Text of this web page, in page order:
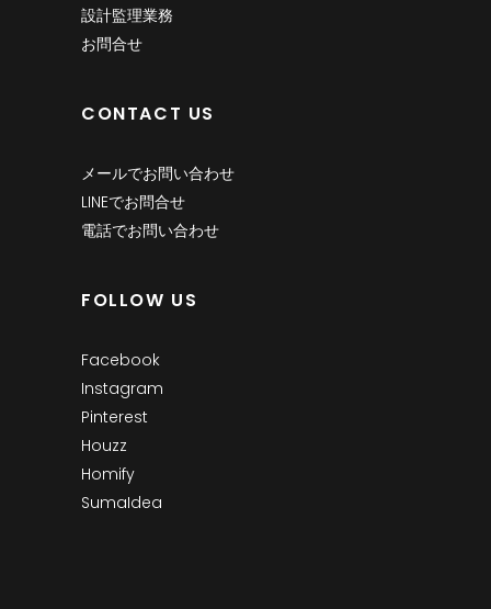
設計監理業務
お問合せ
CONTACT US
メールでお問い合わせ
LINEでお問合せ
電話でお問い合わせ
FOLLOW US
Facebook
Instagram
Pinterest
Houzz
Homify
SumaIdea